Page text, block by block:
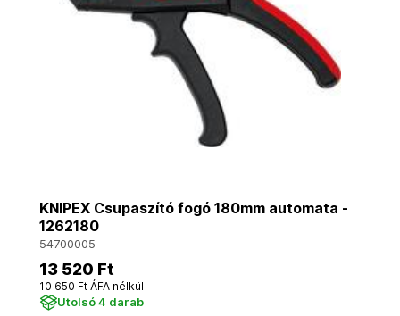
KNIPEX Csupaszító fogó 180mm automata -
1262180
54700005
13 520 Ft
10 650 Ft ÁFA nélkül
Utolsó 4 darab